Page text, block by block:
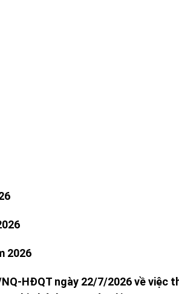
2026
HĐQT ngày 22/7/2026 về việc